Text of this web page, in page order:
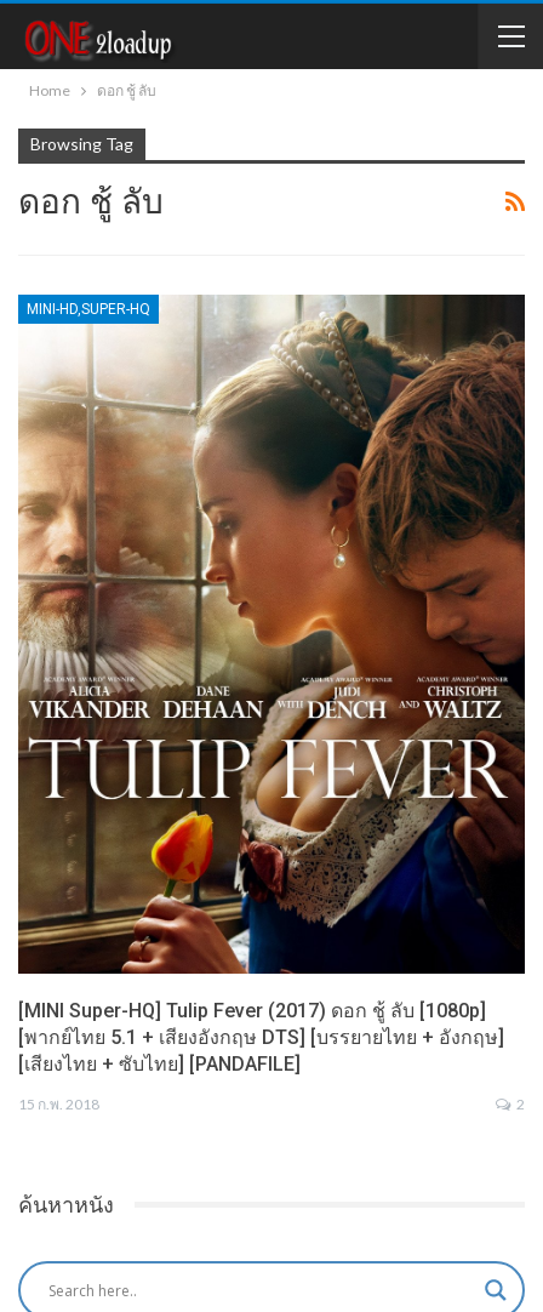
Home ดอก ชู้ ลับ
Browsing Tag
ดอก ชู้ ลับ
MINI-HD,SUPER-HQ
[MINI Super-HQ] Tulip Fever (2017) ดอก ชู้ ลับ [1080p]
[พากย์ไทย 5.1 + เสียงอังกฤษ DTS] [บรรยายไทย + อังกฤษ]
[เสียงไทย + ซับไทย] [PANDAFILE]
15 ก.พ. 2018 2
ค้นหาหนัง